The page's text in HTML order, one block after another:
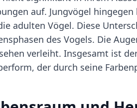
auf. Jungvögel
adulten Vögel. Diese
des Vogels. Die
verleiht. Insgesamt ist
der durch seine